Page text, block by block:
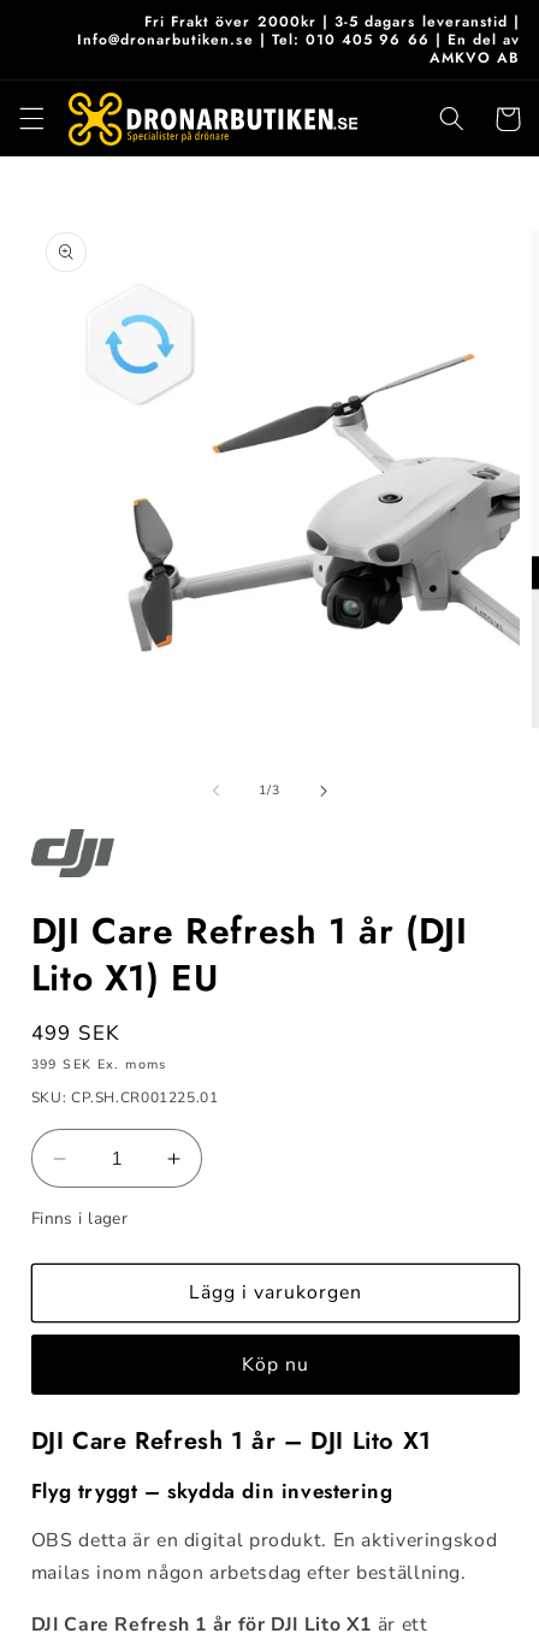
Fri Frakt över 2000kr | 3-5 dagars leveranstid |
Info@dronarbutiken.se | Tel: 010 405 96 66 | En del av
AMKVO AB
vidare till
modalfönster
1/av
3
DJI Care Refresh 1 år (DJI
Lito X1) EU
Ordinarie
pris
499 SEK
399 SEK Ex. moms
SKU: CP.SH.CR001225.01
Minska
kvantitet
för
1
X1)
Öka
kvantitet
Refresh
1
X1)
Finns i lager
Lägg i varukorgen
Köp nu
DJI Care Refresh 1 år – DJI Lito X1
Flyg tryggt – skydda din investering
OBS detta är en digital produkt. En aktiveringskod
mailas inom någon arbetsdag efter beställning.
DJI Care Refresh 1 år för DJI Lito X1 är ett